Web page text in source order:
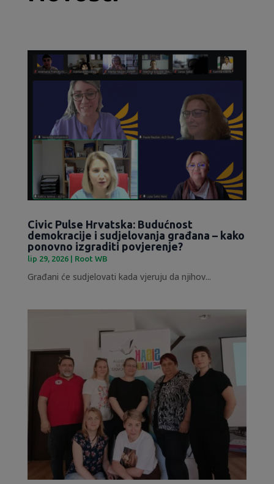
Civic Pulse Hrvatska: Budućnost
demokracije i sudjelovanja građana – kako
ponovno izgraditi povjerenje?
lip 29, 2026| Root WB
Građani će sudjelovati kada vjeruju da njihov...